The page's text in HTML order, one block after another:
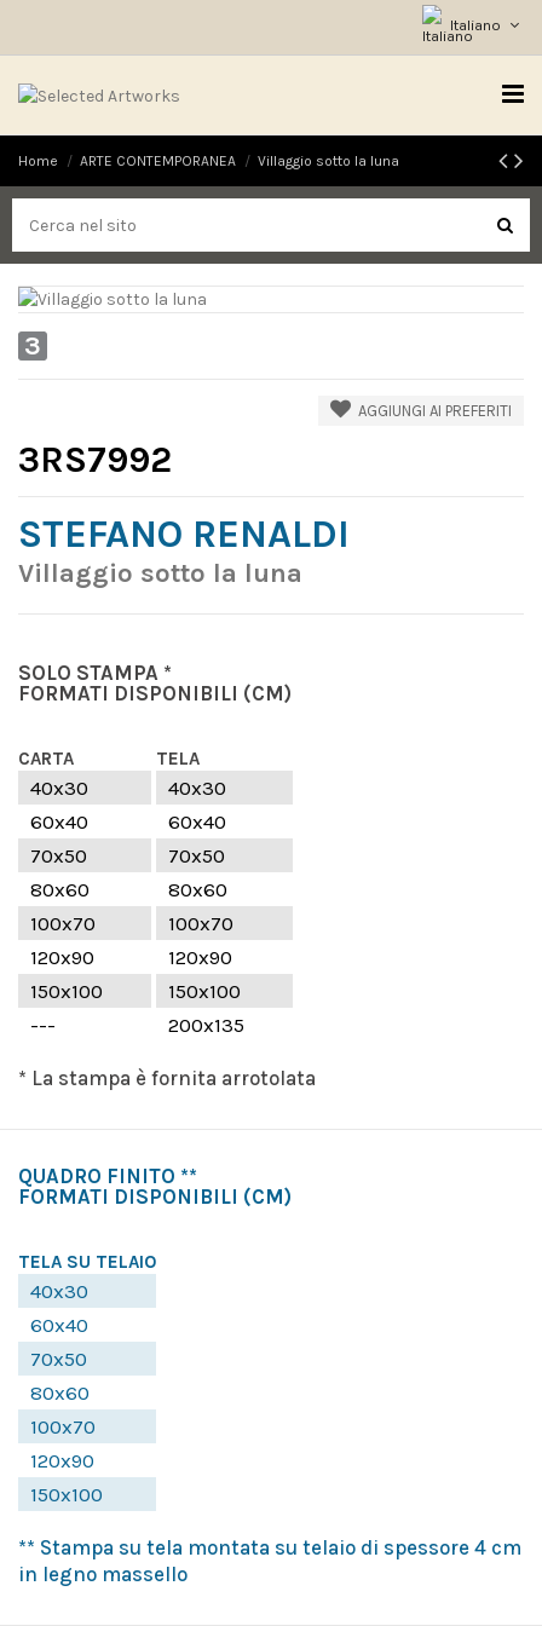
Italiano
Home ARTE CONTEMPORANEA Villaggio sotto la luna
3
AGGIUNGI AI PREFERITI
3RS7992
STEFANO RENALDI
Villaggio sotto la luna
SOLO STAMPA *
FORMATI DISPONIBILI (CM)
CARTA TELA
40x30
40x30
60x40
60x40
70x50
70x50
80x60
80x60
100x70
100x70
120x90
120x90
150x100
150x100
---
200x135
* La stampa è fornita arrotolata
QUADRO FINITO **
FORMATI DISPONIBILI (CM)
TELA SU TELAIO
40x30
60x40
70x50
80x60
100x70
120x90
150x100
** Stampa su tela montata su telaio di spessore 4 cm
in legno massello